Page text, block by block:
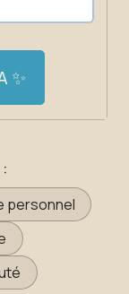
✨
personnel